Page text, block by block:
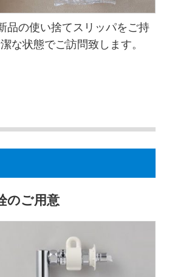
品の使い捨てスリッパをご持
な状態でご訪問致します。
のご用意